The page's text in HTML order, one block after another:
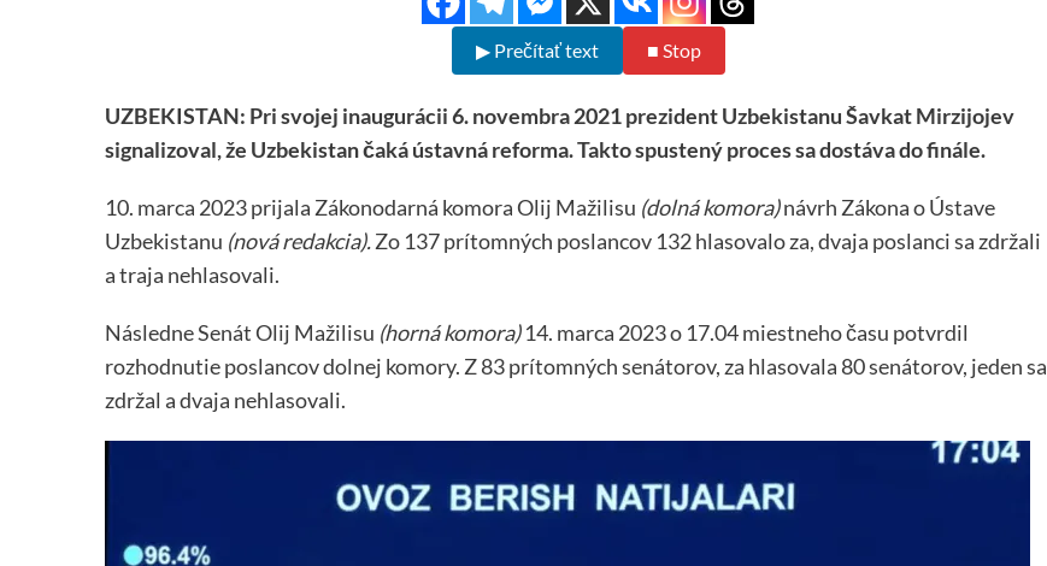
▶ Prečítať text ■ Stop
UZBEKISTAN: Pri svojej inaugurácii 6. novembra 2021 prezident Uzbekistanu Šavkat Mirzijojev
signalizoval, že Uzbekistan čaká ústavná reforma. Takto spustený proces sa dostáva do finále.
10. marca 2023 prijala Zákonodarná komora Olij Mažilisu (dolná komora)návrh Zákona o Ústave
Uzbekistanu (nová redakcia).Zo 137 prítomných poslancov 132 hlasovalo za, dvaja poslanci sa zdržali
a traja nehlasovali.
Následne Senát Olij Mažilisu (horná komora)14. marca 2023 o 17.04 miestneho času potvrdil
rozhodnutie poslancov dolnej komory. Z 83 prítomných senátorov, za hlasovala 80 senátorov, jeden sa
zdržal a dvaja nehlasovali.